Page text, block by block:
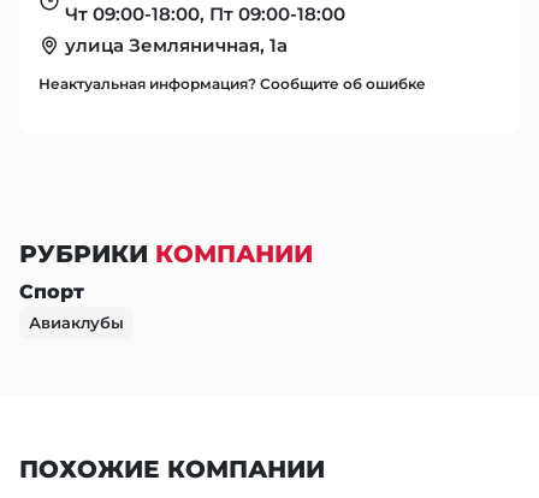
Чт 09:00-18:00, Пт 09:00-18:00
улица Земляничная, 1а
Неактуальная информация? Сообщите об ошибке
РУБРИКИ КОМПАНИИ
Спорт
Авиаклубы
ПОХОЖИЕ КОМПАНИИ